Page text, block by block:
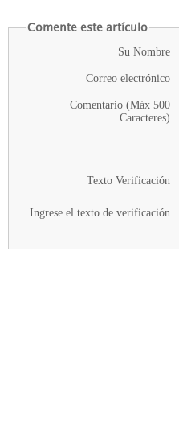
Comente este artículo
Su Nombre
Correo electrónico
Comentario (Máx 500
Caracteres)
Texto Verificación
Ingrese el texto de verificación